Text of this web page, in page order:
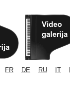
FR DE RU IT